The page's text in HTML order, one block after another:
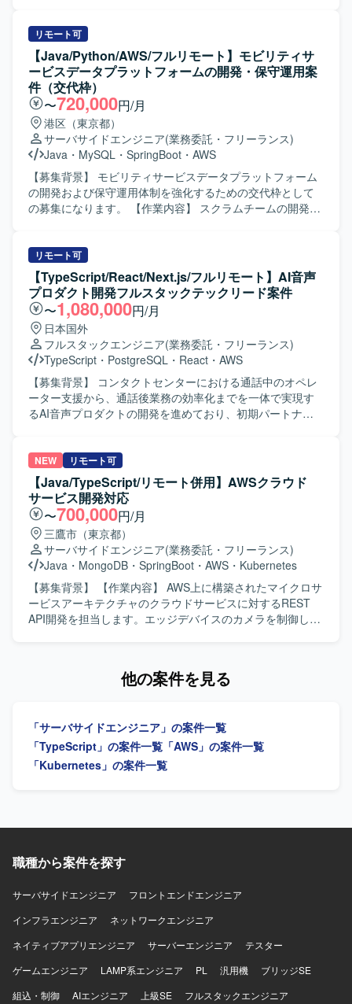
およびモダナイゼーションに必要な作業をチームで進めま
す。 【求める人物像】 積極的にコミュニケーションを取
り、課題の発見、分析、提案、解決に関心を持って取り組
める方を求めます。チーム開発の経験があり、生成AIを含
む新しい技術への挑戦を継続できる方を歓迎します。 【ポ
ジションの魅力】 国内有数の決済トラフィックを支えるプ
ラットフォームのモダナイゼーションに携わり、決済基盤
の刷新に関する経験を積むことができます。 【開発環境】
PHP、TypeScript、React、Next.js、Golangを使用します。
インフラはKubernetes、AWS、Amazon Aurora MySQLで
す。Mac、JetBrains IDE、VSCode、GitHub、Docker、
GitHub Actions、Datadog、Terraform、ChatGPT、Claude
リモート可
【Java/Python/AWS/フルリモート】モビリティサ
ービスデータプラットフォームの開発・保守運用案
件（交代枠）
〜720,000円/月
港区（東京都）
サーバサイドエンジニア(業務委託・フリーランス)
Java ・ MySQL ・ SpringBoot ・ AWS
【募集背景】 モビリティサービスデータプラットフォーム
の開発および保守運用体制を強化するための交代枠として
の募集になります。 【作業内容】 スクラムチームの開発担
JavaやPythonを用いたAPI開発を中心に、設計から試験まで
一貫して対応していただきます。 【求める人物像】 スクラ
ム開発に慣れており、自ら課題を発見しプロダクト改善を
主体的に進めていただける方を求めています。関係者と円
滑にコミュニケーションを取りながら、品質とスピードの
両立を意識して取り組んでいただける方が望ましいです。
【ポジションの魅力】 モビリティ領域のデータプラットフ
ォーム開発に携わることで、最新のAWSサービスやAI開発
支援ツールを活用しながら、設計から試験まで幅広い工程
を経験していただけます。スクラム体制の中で、顧客や他
社と連携しながらプロダクトの価値向上に直接貢献できる
いたフロントエンド開発環境があります。データベースは
MySQLを利用し、スクラム開発プロセスの中でGitHubを用
いたソースコード管理を行います。
リモート可
【TypeScript/React/Next.js/フルリモート】AI音声
プロダクト開発フルスタックテックリード案件
〜1,080,000円/月
日本国外
フルスタックエンジニア(業務委託・フリーランス)
TypeScript ・ PostgreSQL ・ React ・ AWS
【募集背景】 コンタクトセンターにおける通話中のオペレ
ーター支援から、通話後業務の効率化までを一体で実現す
るAI音声プロダクトの開発を進めており、初期パートナー
体制づくりが求められている状況です。その中で、フロン
トエンドとバックエンドを横断して設計・実装を担いなが
ら、技術課題の整理や開発優先順位の検討、技術的な意思
決定を牽引するテックリード候補を募集しています。 【作
業内容】 AI音声プロダクトにおけるフロントエンドおよび
バックエンドの設計・開発・運用を行っていただきます。
TypeScriptを中心としたWebアプリケーションの機能開発
や、通話中支援、通話後処理、ナレッジ活用に関する機能
の設計・実装を担当していただきます。顧客環境で発生す
る不具合や技術課題の調査、原因分析、恒久的な改善に取
り組んでいただきます。また、プロダクトの成長や顧客価
ング方針の策定を行っていただきます。さらに、コードレ
ンバーへの技術的な支援やナレッジ共有を通じてチーム開
発をリードしていただきます。 【求める人物像】 マネジメ
ントだけではなく自ら設計・実装を行いながらチームをリ
ードできる方を求めています。フロントエンドとバックエ
迎します。曖昧な状況でも自ら課題を整理し、必要な関係
者を巻き込みながら開発を進められる方、プロダクトマネ
る方、チームメンバーの経験や強みを尊重しつつ技術的な
支援やナレッジ共有ができる方にご参画いただきたいと考
な改善に取り組める方を期待しています。 【ポジションの
魅力】 AI音声プロダクトを実際のコンタクトセンターへ導
入し、現場から得られるフィードバックをもとにプロダク
トを改善していくフェーズに携わることができます。決め
NEW リモート可
【Java/TypeScript/リモート併用】AWSクラウド
サービス開発対応
〜700,000円/月
三鷹市（東京都）
サーバサイドエンジニア(業務委託・フリーランス)
Java ・ MongoDB ・ SpringBoot ・ AWS ・ Kubernetes
【募集背景】 【作業内容】 AWS上に構築されたマイクロサ
ービスアーキテクチャのクラウドサービスに対するREST
API開発を担当します。エッジデバイスのカメラを制御し、
ビスアーキテクチャを用いたクラウドサービス開発に携わ
MongoDB、DynamoDBを使用します。
他の案件を見る
「サーバサイドエンジニア」の案件一覧
「TypeScript」の案件一覧 「AWS」の案件一覧
「Kubernetes」の案件一覧
職種から案件を探す
サーバサイドエンジニア
フロントエンドエンジニア
インフラエンジニア
ネットワークエンジニア
ネイティブアプリエンジニア
サーバーエンジニア
テスター
ゲームエンジニア
LAMP系エンジニア PL 汎用機
ブリッジSE
組込・制御
AIエンジニア 上級SE
フルスタックエンジニア